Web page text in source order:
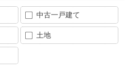
中古一戸建て
土地